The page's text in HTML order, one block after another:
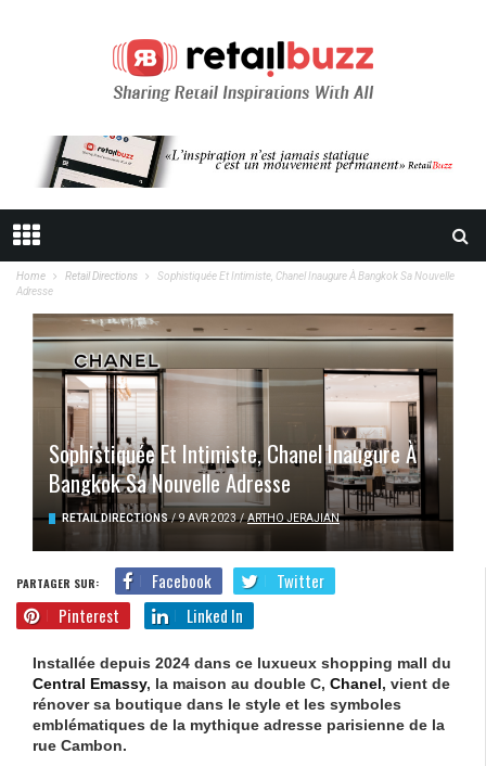
Home Retail Directions
Sophistiquée Et Intimiste, Chanel Inaugure À Bangkok Sa Nouvelle
Adresse
Sophistiquée Et Intimiste, Chanel Inaugure À
Bangkok Sa Nouvelle Adresse
RETAIL DIRECTIONS / 9 AVR 2023 / ARTHO JERAJIAN
PARTAGER SUR: Facebook
Twitter
Pinterest
Linked In
Installée depuis 2024 dans ce luxueux shopping mall du
Central Emassy, la maison au double C, Chanel, vient de
rénover sa boutique dans le style et les symboles
emblématiques de la mythique adresse parisienne de la
rue Cambon.